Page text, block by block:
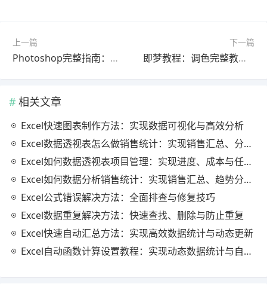
上一篇
Photoshop完整指南：合并视频完整教程最新更新版（最新方法）
下一篇
即梦教程：调色完整教程官方最新版（常见问题解决）
相关文章
Excel快速图表制作方法：实现数据可视化与高效分析
Excel数据透视表怎么做销售统计：实现销售汇总、分析与动态监控
Excel如何数据透视表项目管理：实现进度、成本与任务的高效分析
Excel如何数据分析销售统计：实现销售汇总、趋势分析与业绩优化
Excel公式错误解决方法：全面排查与修复技巧
Excel数据重复解决方法：快速查找、删除与防止重复
Excel快速自动汇总方法：实现高效数据统计与动态更新
Excel自动函数计算设置教程：实现动态数据统计与自动更新